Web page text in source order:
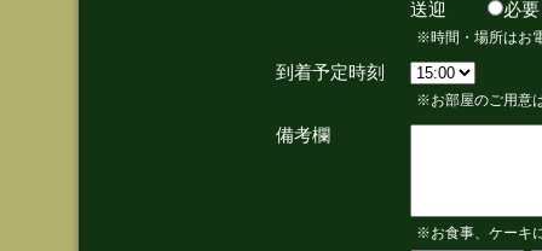
送迎
※時間・場所はお
到着予定時刻
※お部屋のご用意
備考欄
※お食事、ケーキ